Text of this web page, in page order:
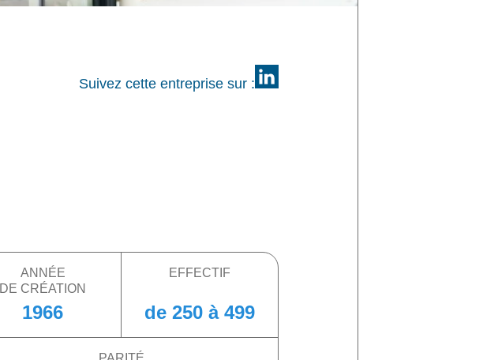
Suivez cette entreprise sur :
ANNÉE
DE CRÉATION
1966
EFFECTIF
de 250 à 499